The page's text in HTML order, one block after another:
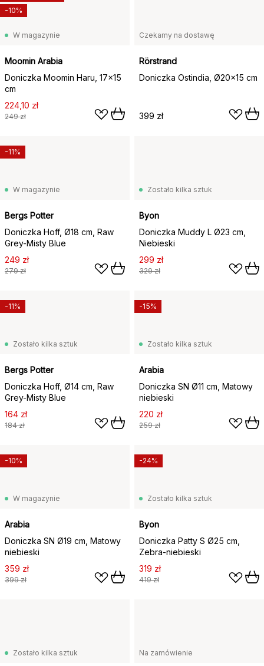
W magazynie
Moomin Arabia
Doniczka Moomin Haru, 17×15
cm
224,10 zł
249 zł
-10%
Czekamy na dostawę
Rörstrand
Doniczka Ostindia, Ø20x15 cm
399 zł
W magazynie
Bergs Potter
Doniczka Hoff, Ø18 cm, Raw
Grey-Misty Blue
249 zł
279 zł
-11%
Zostało kilka sztuk
Byon
Doniczka Muddy L Ø23 cm,
Niebieski
299 zł
329 zł
Zostało kilka sztuk
Bergs Potter
Doniczka Hoff, Ø14 cm, Raw
Grey-Misty Blue
164 zł
184 zł
-11%
Zostało kilka sztuk
Arabia
Doniczka SN Ø11 cm, Matowy
niebieski
220 zł
259 zł
-15%
W magazynie
Arabia
Doniczka SN Ø19 cm, Matowy
niebieski
359 zł
399 zł
-10%
Zostało kilka sztuk
Byon
Doniczka Patty S Ø25 cm,
Zebra-niebieski
319 zł
419 zł
-24%
Zostało kilka sztuk Na zamówienie